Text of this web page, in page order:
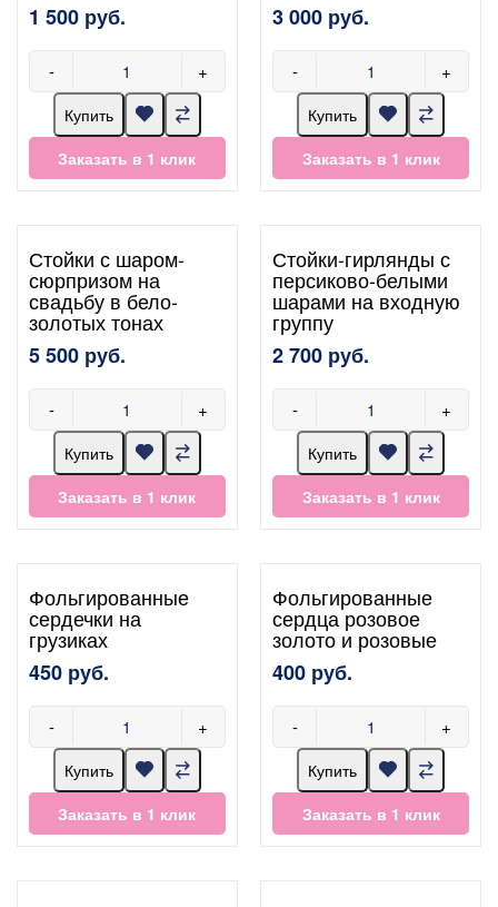
1 500 руб.
- +
Купить
Заказать в 1 клик
3 000 руб.
- +
Купить
Заказать в 1 клик
Стойки с шаром-
сюрпризом на
свадьбу в бело-
золотых тонах
5 500 руб.
- +
Купить
Заказать в 1 клик
Стойки-гирлянды с
персиково-белыми
шарами на входную
группу
2 700 руб.
- +
Купить
Заказать в 1 клик
Фольгированные
сердечки на
грузиках
450 руб.
- +
Купить
Заказать в 1 клик
Фольгированные
сердца розовое
золото и розовые
400 руб.
- +
Купить
Заказать в 1 клик